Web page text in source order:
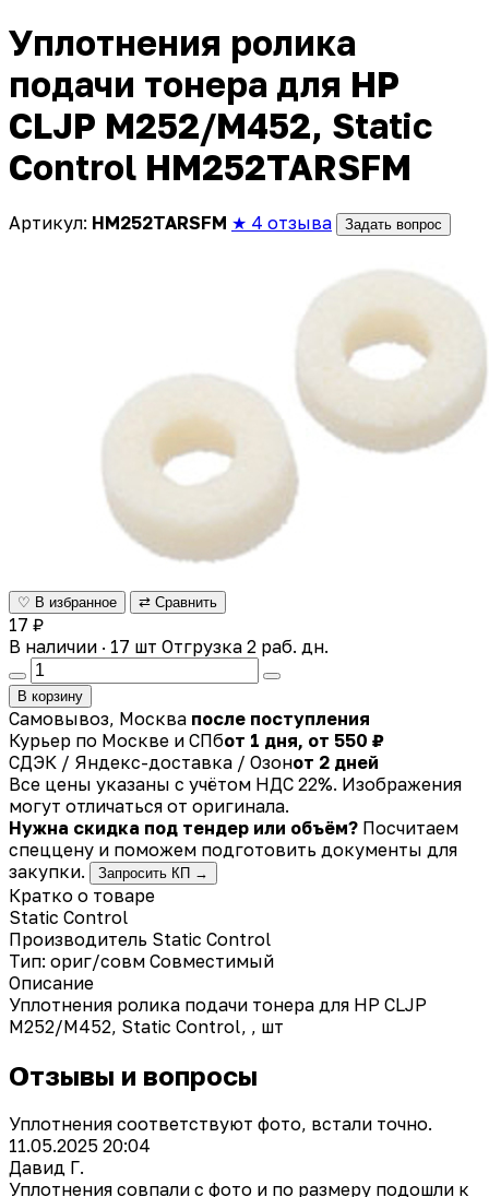
Уплотнения ролика
подачи тонера для HP
CLJP M252/M452, Static
Control HM252TARSFM
Артикул: HM252TARSFM ★ 4 отзыва Задать вопрос
♡ В избранное ⇄ Сравнить
17 ₽
В наличии · 17 шт Отгрузка 2 раб. дн.
В корзину
Самовывоз, Москва после поступления
Курьер по Москве и СПбот 1 дня, от 550 ₽
СДЭК / Яндекс-доставка / Озонот 2 дней
Все цены указаны с учётом НДС 22%. Изображения
могут отличаться от оригинала.
Нужна скидка под тендер или объём? Посчитаем
спеццену и поможем подготовить документы для
закупки.
Запросить КП →
Кратко о товаре
Static Control
Производитель Static Control
Тип: ориг/совм Совместимый
Описание
Уплотнения ролика подачи тонера для HP CLJP
M252/M452, Static Control, , шт
Отзывы и вопросы
Уплотнения соответствуют фото, встали точно.
11.05.2025 20:04
Давид Г.
Уплотнения совпали с фото и по размеру подошли к